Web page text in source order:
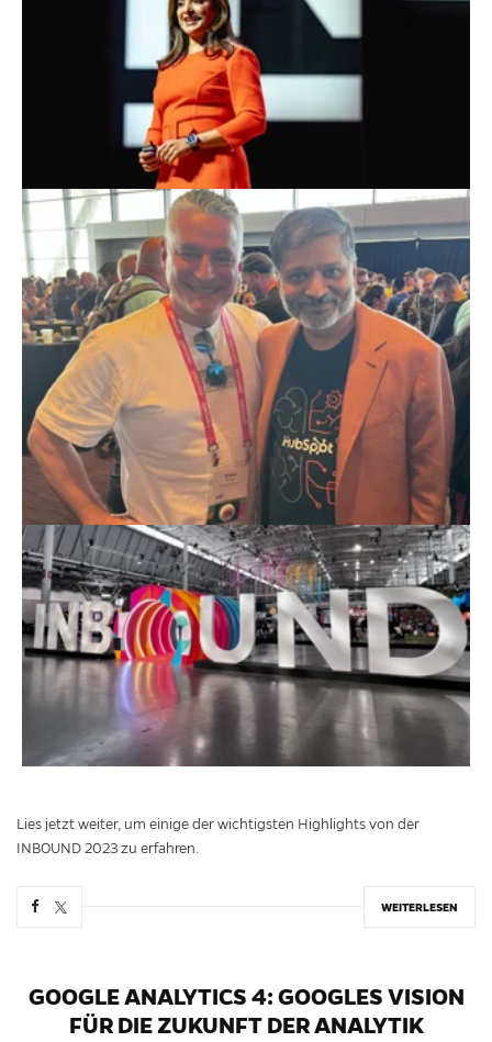
Lies jetzt weiter, um einige der wichtigsten Highlights von der
INBOUND 2023 zu erfahren.
WEITERLESEN
GOOGLE ANALYTICS 4: GOOGLES VISION
FÜR DIE ZUKUNFT DER ANALYTIK